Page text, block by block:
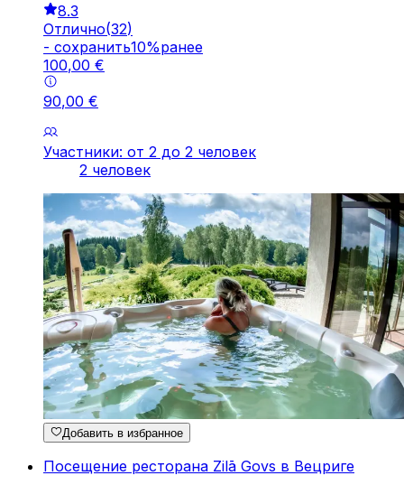
8.3
Отлично(32)
- cохранить10%ранее
100,00 €
90,00 €
Участники: от 2 до 2 человек
2 человек
Добавить в избранное
Посещение ресторана Zilā Govs в Вецриге